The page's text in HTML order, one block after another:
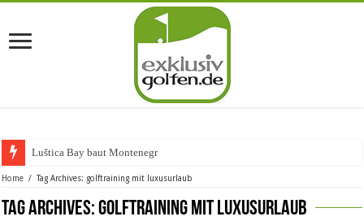
Luštica Bay baut Montenegros e
Home / Tag Archives: golftraining mit luxusurlaub
Tag Archives:golftraining mit luxusurlaub